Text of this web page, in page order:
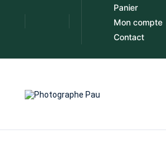
Panier
Mon compte
Contact